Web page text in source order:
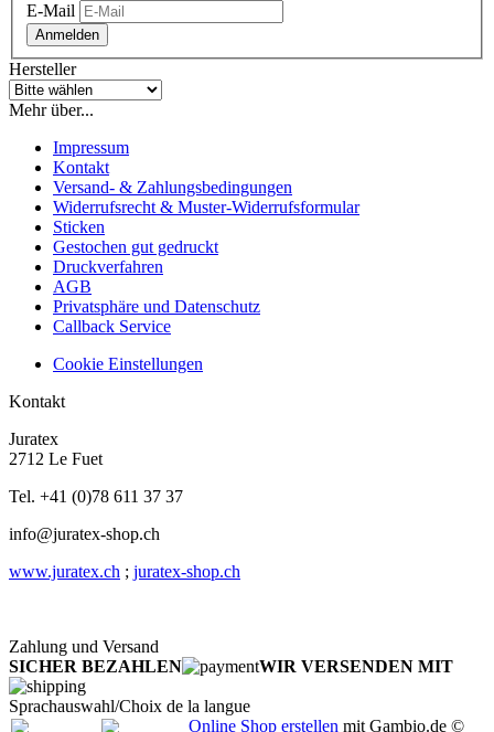
E-Mail
Anmelden
Hersteller
Mehr über...
Impressum
Kontakt
Versand- & Zahlungsbedingungen
Widerrufsrecht & Muster-Widerrufsformular
Sticken
Gestochen gut gedruckt
Druckverfahren
AGB
Privatsphäre und Datenschutz
Callback Service
Cookie Einstellungen
Kontakt
Juratex
2712 Le Fuet
Tel. +41 (0)78 611 37 37
info@juratex-shop.ch
www.juratex.ch ; juratex-shop.ch
Zahlung und Versand
SICHER BEZAHLEN
WIR VERSENDEN MIT
Sprachauswahl/Choix de la langue
Online Shop erstellen mit Gambio.de ©